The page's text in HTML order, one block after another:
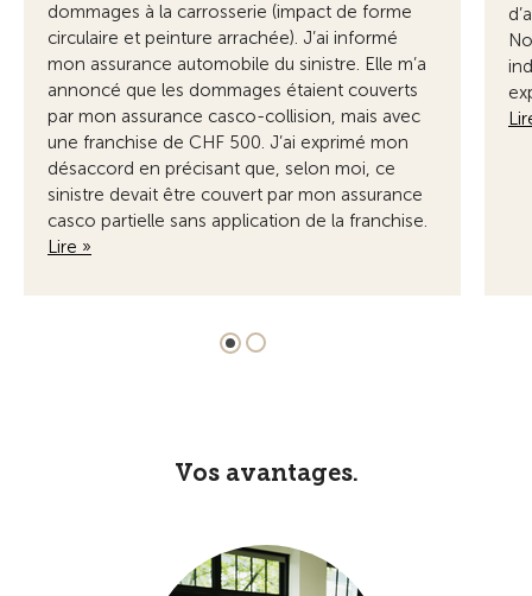
dommages à la carrosserie (impact de forme
circulaire et peinture arrachée). J’ai informé
mon assurance automobile du sinistre. Elle m’a
annoncé que les dommages étaient couverts
par mon assurance casco-collision, mais avec
une franchise de CHF 500. J’ai exprimé mon
désaccord en précisant que, selon moi, ce
sinistre devait être couvert par mon assurance
casco partielle sans application de la franchise.
Lire »
Vos avantages.